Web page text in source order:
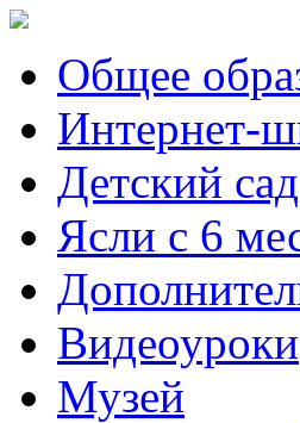
Общее
Интернет-
Детский сад
Ясли с 6
Видеоуроки
Музей